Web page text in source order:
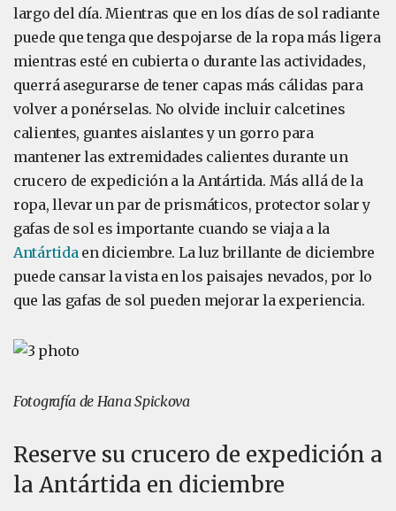
largo del día. Mientras que en los días de sol radiante
puede que tenga que despojarse de la ropa más ligera
mientras esté en cubierta o durante las actividades,
querrá asegurarse de tener capas más cálidas para
volver a ponérselas. No olvide incluir calcetines
calientes, guantes aislantes y un gorro para
mantener las extremidades calientes durante un
crucero de expedición a la Antártida. Más allá de la
ropa, llevar un par de prismáticos, protector solar y
gafas de sol es importante cuando se viaja a la
Antártidaen diciembre. La luz brillante de diciembre
puede cansar la vista en los paisajes nevados, por lo
que las gafas de sol pueden mejorar la experiencia.
Fotografía de Hana Spickova
Reserve su crucero de expedición a
la Antártida en diciembre